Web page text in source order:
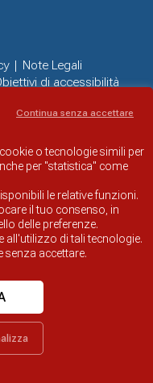
Note Legali
di accessibilità
DI RAVENNA
o tecnologie simili per
per "statistica" come
le relative funzioni.
il tuo consenso, in
delle preferenze.
all'utilizzo di tali tecnologie.
senza accettare.
Continua senza accettare